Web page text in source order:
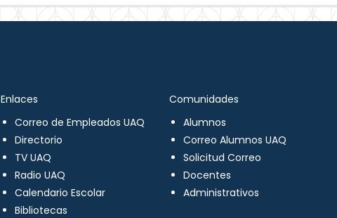
Enlaces
Correo de Empleados UAQ
Directorio
TV UAQ
Radio UAQ
Calendario Escolar
Bibliotecas
Comunidades
Alumnos
Correo Alumnos UAQ
Solicitud Correo
Docentes
Administrativos